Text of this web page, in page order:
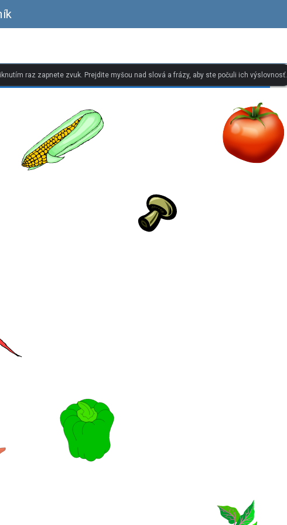
raz zapnete zvuk. Prejdite myšou nad slová a frázy, aby ste počuli ich výslovnosť.